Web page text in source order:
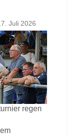
Juli 2026
regen